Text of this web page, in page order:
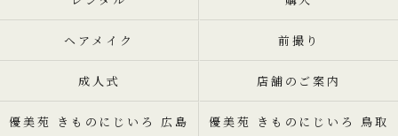
ヘアメイク 前撮り
成人式 店舗のご案内
優美苑 きものにじいろ 広島
優美苑 きものにじいろ 鳥取